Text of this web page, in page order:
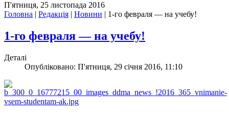
П'ятниця, 25 листопада 2016
Головна | Редакція | Новини | 1-го февраля — на учебу!
1-го февраля — на учебу!
Деталі
Опубліковано: П'ятниця, 29 січня 2016, 11:10